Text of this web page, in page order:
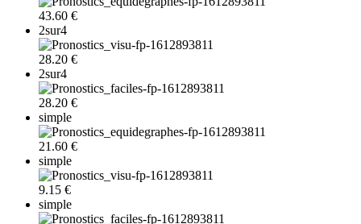
43.60 €
2sur4
28.20 €
2sur4
28.20 €
simple
21.60 €
simple
9.15 €
simple